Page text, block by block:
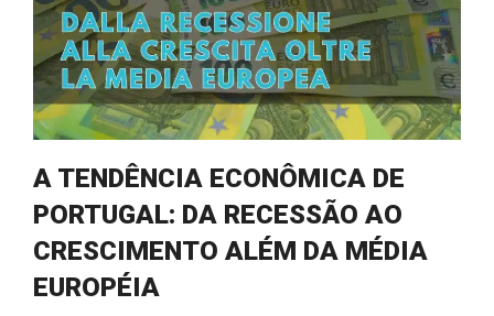
A TENDÊNCIA ECONÔMICA DE
PORTUGAL: DA RECESSÃO AO
CRESCIMENTO ALÉM DA MÉDIA
EUROPÉIA